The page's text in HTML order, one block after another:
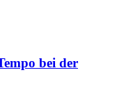
bei der